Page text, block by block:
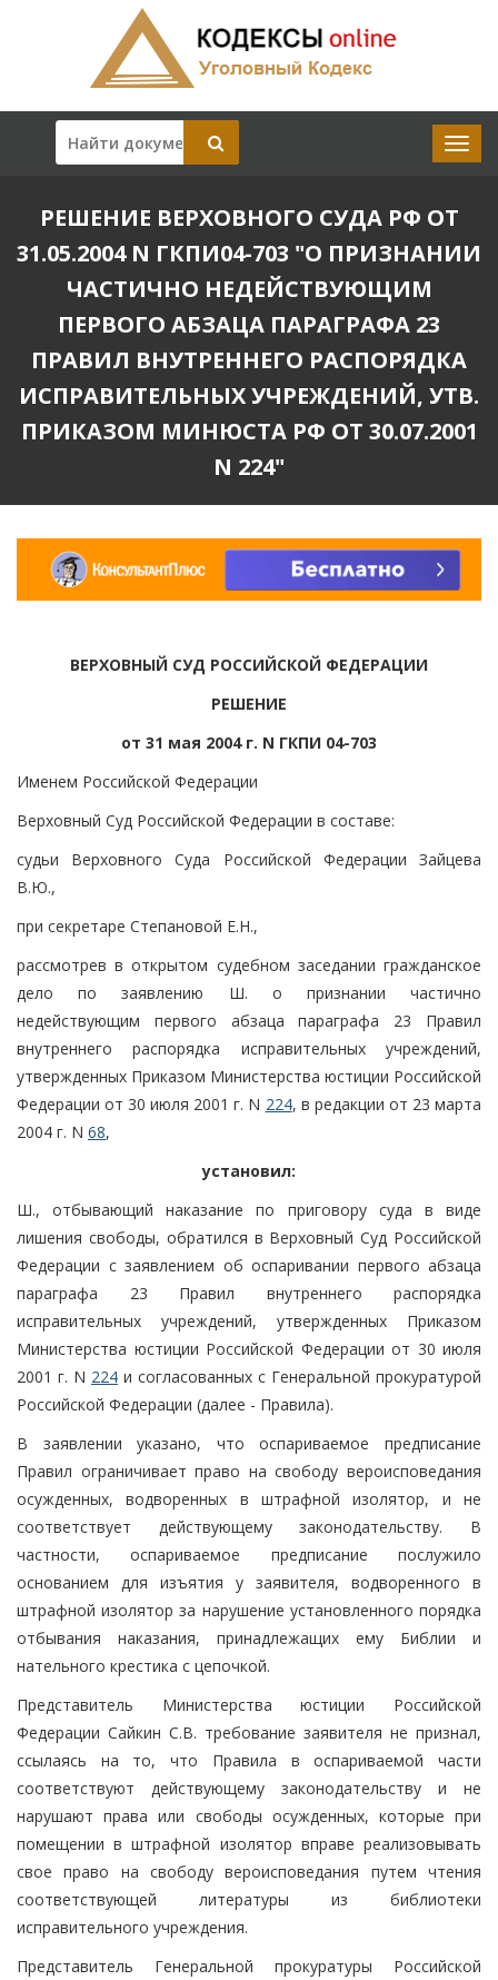
РЕШЕНИЕ ВЕРХОВНОГО СУДА РФ ОТ
31.05.2004 N ГКПИ04-703 "О ПРИЗНАНИИ
ЧАСТИЧНО НЕДЕЙСТВУЮЩИМ
ПЕРВОГО АБЗАЦА ПАРАГРАФА 23
ПРАВИЛ ВНУТРЕННЕГО РАСПОРЯДКА
ИСПРАВИТЕЛЬНЫХ УЧРЕЖДЕНИЙ, УТВ.
ПРИКАЗОМ МИНЮСТА РФ ОТ 30.07.2001
N 224"
ВЕРХОВНЫЙ СУД РОССИЙСКОЙ ФЕДЕРАЦИИ
РЕШЕНИЕ
от 31 мая 2004 г. N ГКПИ 04-703
Именем Российской Федерации
Верховный Суд Российской Федерации в составе:
судьи Верховного Суда Российской Федерации Зайцева
В.Ю.,
при секретаре Степановой Е.Н.,
рассмотрев в открытом судебном заседании гражданское
дело по заявлению Ш. о признании частично
недействующим первого абзаца параграфа 23 Правил
внутреннего распорядка исправительных учреждений,
утвержденных Приказом Министерства юстиции Российской
Федерации от 30 июля 2001 г. N 224, в редакции от 23 марта
2004 г. N 68,
установил:
Ш., отбывающий наказание по приговору суда в виде
лишения свободы, обратился в Верховный Суд Российской
Федерации с заявлением об оспаривании первого абзаца
параграфа 23 Правил внутреннего распорядка
исправительных учреждений, утвержденных Приказом
Министерства юстиции Российской Федерации от 30 июля
2001 г. N 224 и согласованных с Генеральной прокуратурой
Российской Федерации (далее - Правила).
В заявлении указано, что оспариваемое предписание
Правил ограничивает право на свободу вероисповедания
осужденных, водворенных в штрафной изолятор, и не
соответствует действующему законодательству. В
частности, оспариваемое предписание послужило
основанием для изъятия у заявителя, водворенного в
штрафной изолятор за нарушение установленного порядка
отбывания наказания, принадлежащих ему Библии и
нательного крестика с цепочкой.
Представитель Министерства юстиции Российской
Федерации Сайкин С.В. требование заявителя не признал,
ссылаясь на то, что Правила в оспариваемой части
соответствуют действующему законодательству и не
нарушают права или свободы осужденных, которые при
помещении в штрафной изолятор вправе реализовывать
свое право на свободу вероисповедания путем чтения
соответствующей литературы из библиотеки
исправительного учреждения.
Представитель Генеральной прокуратуры Российской